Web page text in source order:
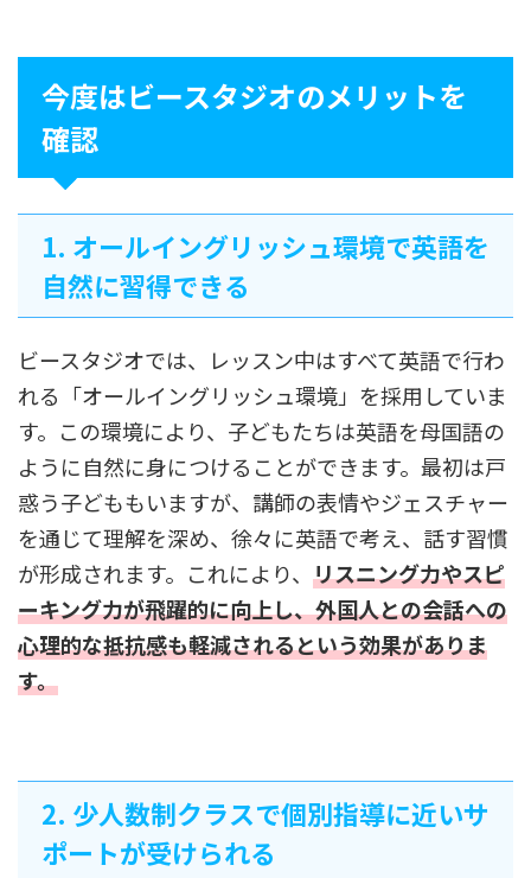
今度はビースタジオのメリットを
確認
1. オールイングリッシュ環境で英語を
自然に習得できる
ビースタジオでは、レッスン中はすべて英語で行わ
れる「オールイングリッシュ環境」を採用していま
す。この環境により、子どもたちは英語を母国語の
ように自然に身につけることができます。最初は戸
惑う子どももいますが、講師の表情やジェスチャー
を通じて理解を深め、徐々に英語で考え、話す習慣
が形成されます。これにより、 リスニング力やスピ
ーキング力が飛躍的に向上し、外国人との会話への
心理的な抵抗感も軽減されるという効果がありま
す。
2. 少人数制クラスで個別指導に近いサ
ポートが受けられる